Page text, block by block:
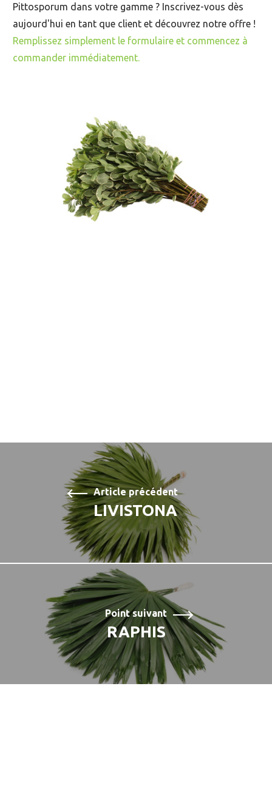
Pittosporum dans votre gamme ? Inscrivez-vous dès
aujourd'hui en tant que client et découvrez notre offre !
Remplissez simplement le formulaire et commencez à
commander immédiatement.
Article précédent
LIVISTONA
Point suivant
RAPHIS